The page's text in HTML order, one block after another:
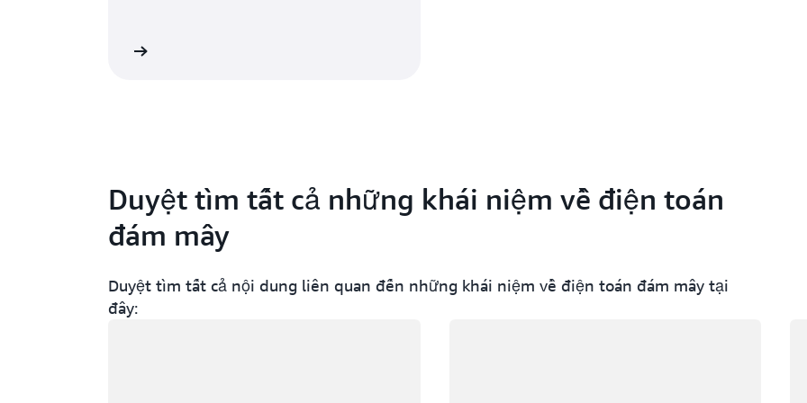
người, hiểu và phản hồi các truy vấn bằng
Duyệt tìm tất cả những khái niệm về điện toán
đám mây
Duyệt tìm tất cả nội dung liên quan đến những khái niệm về điện toán đám mây tại
đây: